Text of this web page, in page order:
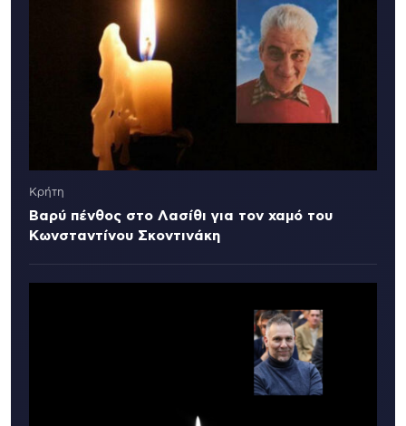
Κρήτη
Βαρύ πένθος στο Λασίθι για τον χαμό του
Κωνσταντίνου Σκοντινάκη